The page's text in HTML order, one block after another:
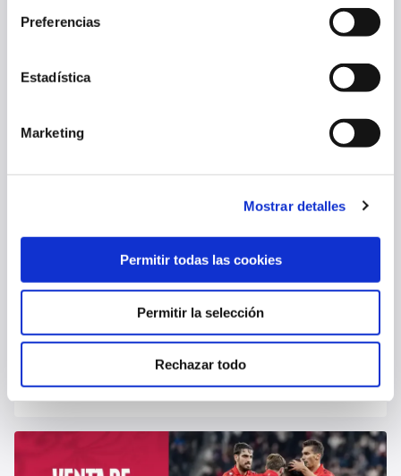
Preferencias
Estadística
Marketing
Mostrar detalles
Permitir todas las cookies
Permitir la selección
Rechazar todo
OSASUNA CAE EN SU ÚLTIMO PARTIDO DE PRETEMPORADA (0-2)
EL LUNES SE ABRE LA VENTA ONLINE DE ENTRADAS PARA EL
PARTIDO ANTE EL CELTA EN BALAÍDOS